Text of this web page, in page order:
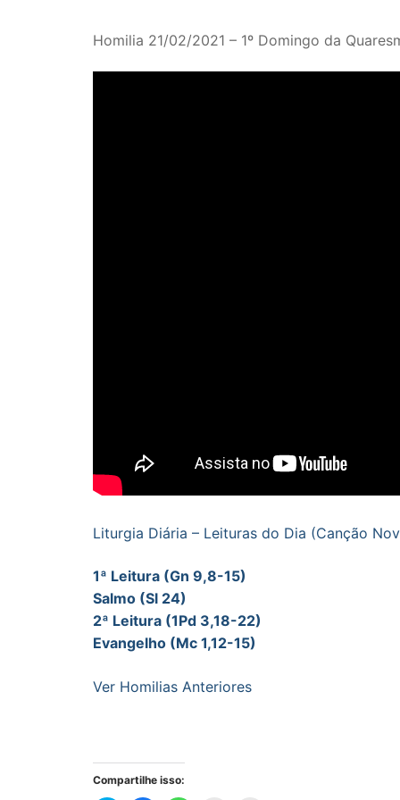
Homilia 21/02/2021 – 1º Domingo da
Liturgia Diária – Leituras do Dia (Canção
1ª Leitura (Gn 9,8-15)
Salmo (Sl 24)
2ª Leitura (1Pd 3,18-22)
Evangelho (Mc 1,12-15)
Ver Homilias Anteriores
Compartilhe isso: